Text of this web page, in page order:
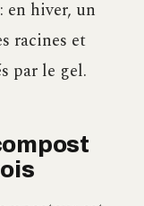
en hiver, un
racines et
par le gel.